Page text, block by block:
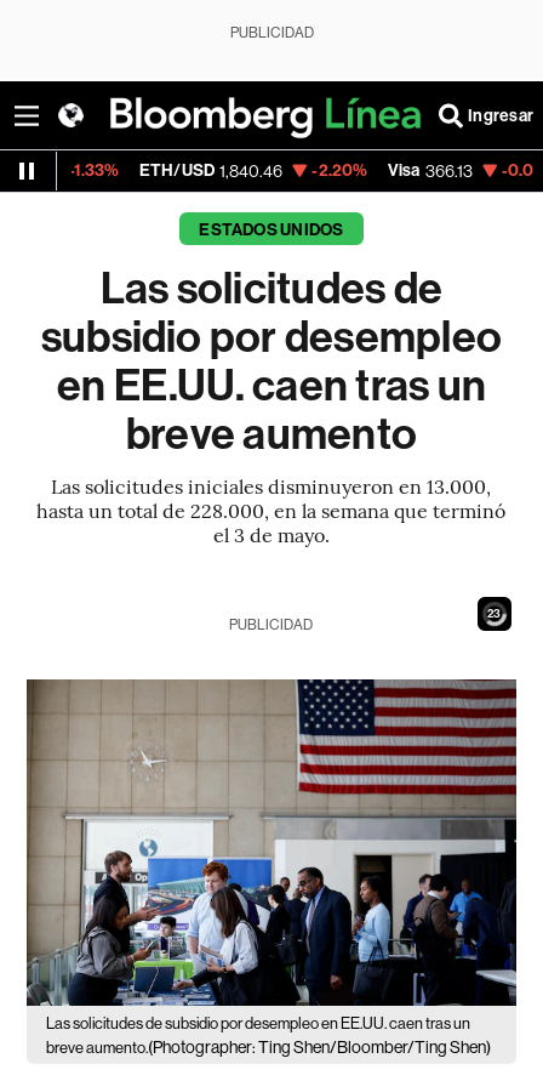
PUBLICIDAD
Ingresar
ETH/USD 1,840.46 -2.20% Visa 366.13 -0.04%
ESTADOS UNIDOS
Las solicitudes de
subsidio por desempleo
en EE.UU. caen tras un
breve aumento
Las solicitudes iniciales disminuyeron en 13.000,
hasta un total de 228.000, en la semana que terminó
el 3 de mayo.
22
PUBLICIDAD
Las solicitudes de subsidio por desempleo en EE.UU. caen tras un
breve aumento.(Photographer: Ting Shen/Bloomber/Ting Shen)